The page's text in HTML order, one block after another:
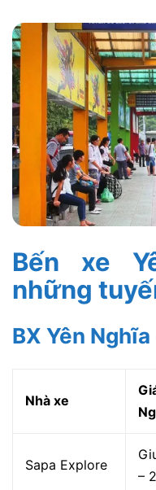
Bến xe
những
BX Yên
Nhà xe
Sapa Explore
–